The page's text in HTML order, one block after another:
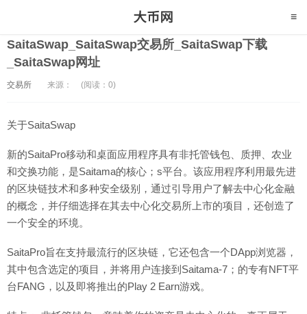
SaitaSwap_SaitaSwap交易所_SaitaSwap下载
_SaitaSwap网址
交易所 来源： (阅读：0)
关于SaitaSwap
新的SaitaPro移动和桌面应用程序具有非托管钱包、质押、农业
和交换功能，是Saitama的核心；s平台。该应用程序利用最先进
的区块链技术和多种安全级别，通过引导用户了解去中心化金融
的概念，并仔细选择在其去中心化交易所上市的项目，还创造了
一个安全的环境。
SaitaPro旨在支持最流行的区块链，它还包含一个DApp浏览器，
其中包含选定的项目，并将用户连接到Saitama-7；的专有NFT平
台FANG，以及即将推出的Play 2 Earn游戏。